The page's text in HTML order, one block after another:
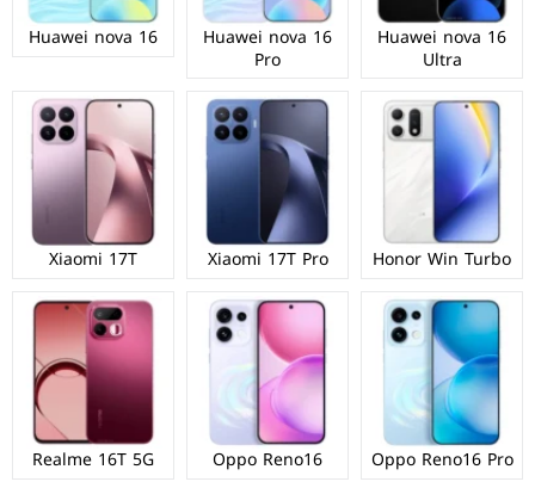
Huawei nova 16
Ultra
Huawei nova 16
Pro
Huawei nova 16
Honor Win Turbo
Xiaomi 17T Pro
Xiaomi 17T
Oppo Reno16 Pro
Oppo Reno16
Realme 16T 5G